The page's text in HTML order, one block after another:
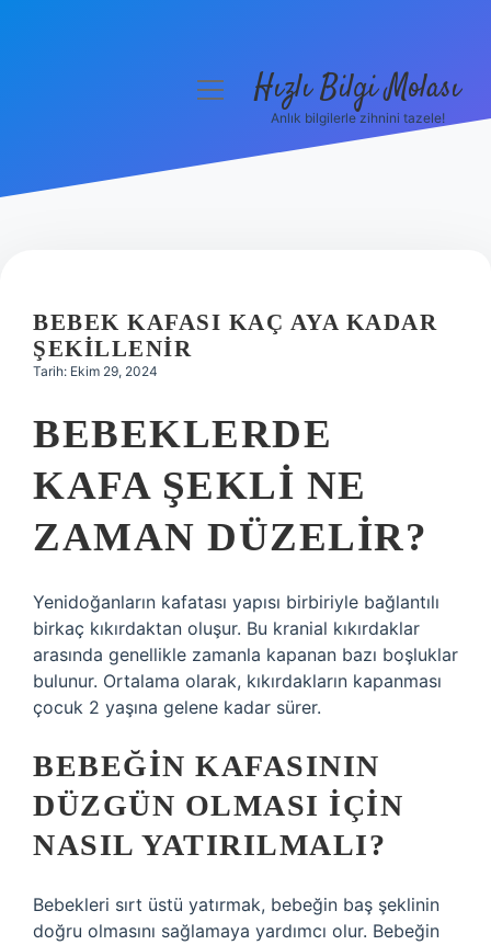
Hakkımızda
menüyüHızlı Bilgi Molası
Anlık bilgilerle zihnini tazele!
BEBEK KAFASI KAÇ AYA KADAR
ŞEKILLENIR
Tarih: Ekim 29, 2024
BEBEKLERDE
KAFA ŞEKLI NE
ZAMAN DÜZELIR?
Yenidoğanların kafatası yapısı birbiriyle bağlantılı
birkaç kıkırdaktan oluşur. Bu kranial kıkırdaklar
arasında genellikle zamanla kapanan bazı boşluklar
bulunur. Ortalama olarak, kıkırdakların kapanması
çocuk 2 yaşına gelene kadar sürer.
BEBEĞIN KAFASININ
DÜZGÜN OLMASI IÇIN
NASIL YATIRILMALI?
Bebekleri sırt üstü yatırmak, bebeğin baş şeklinin
doğru olmasını sağlamaya yardımcı olur. Bebeğin